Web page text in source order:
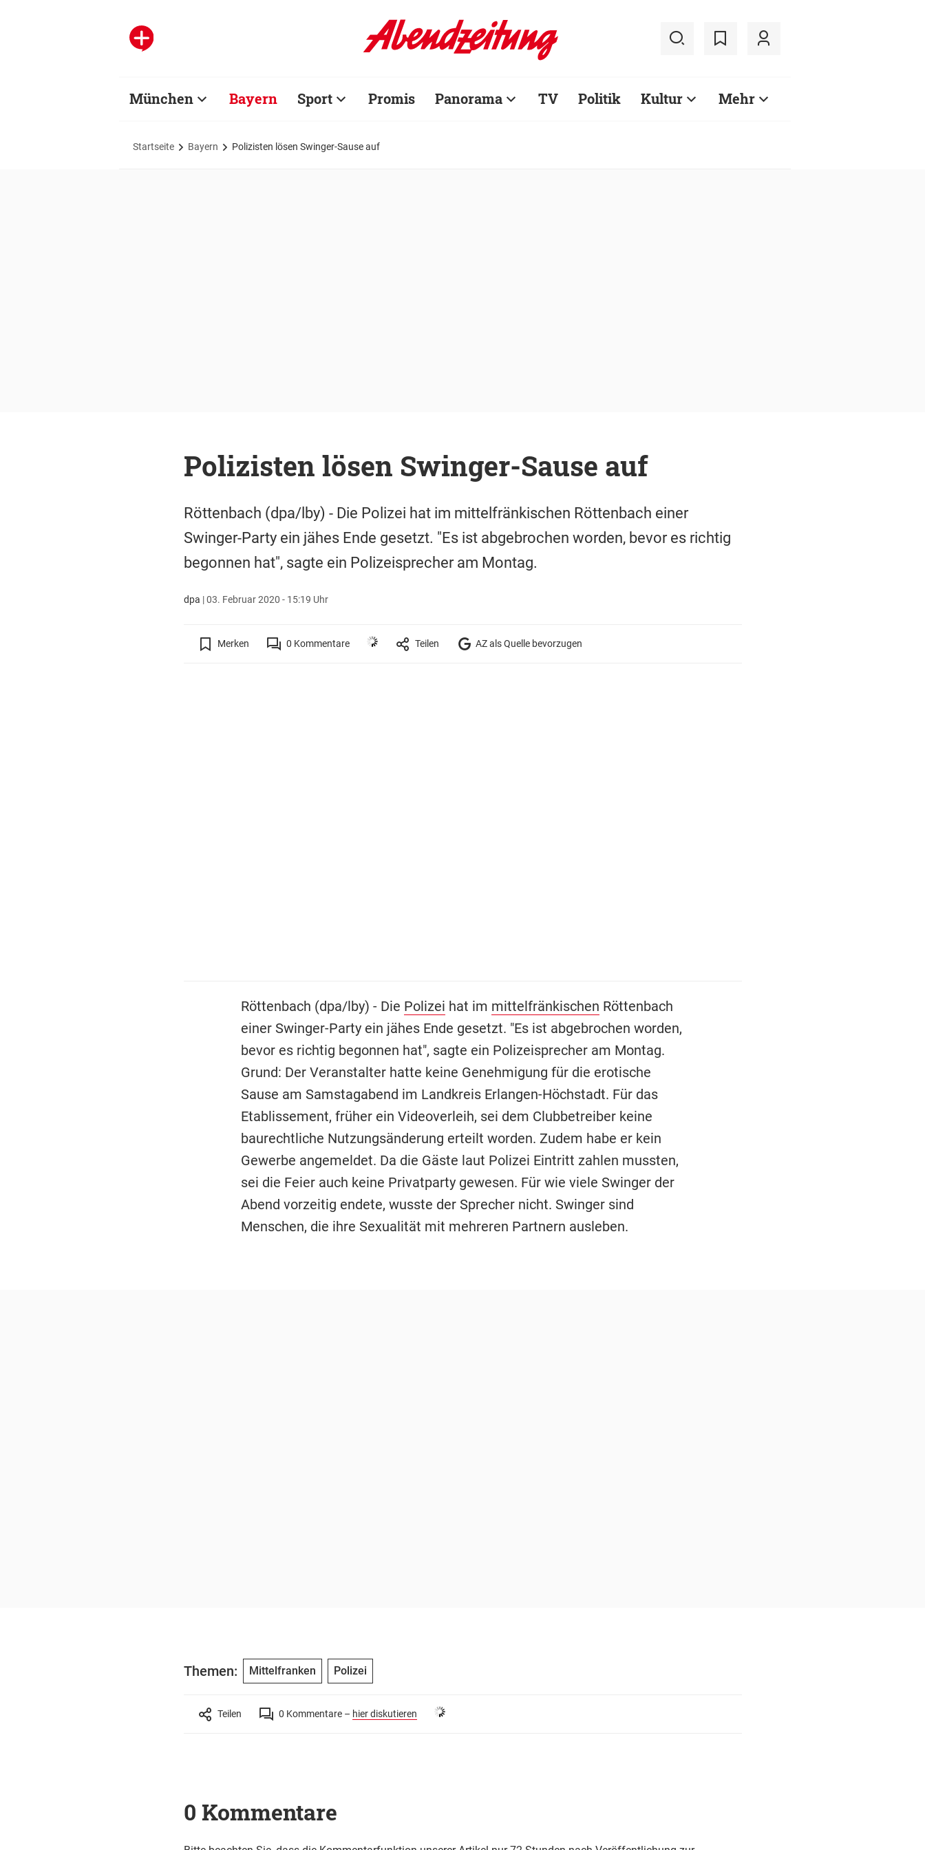
München Bayern Sport Promis Panorama TV Politik Kultur Mehr
Startseite Bayern Polizisten lösen Swinger-Sause auf
Polizisten lösen Swinger-Sause auf
Röttenbach (dpa/lby) - Die Polizei hat im mittelfränkischen Röttenbach einer
Swinger-Party ein jähes Ende gesetzt. "Es ist abgebrochen worden, bevor es richtig
begonnen hat", sagte ein Polizeisprecher am Montag.
dpa |03. Februar 2020 - 15:19 Uhr
Merken 0 Kommentare Teilen AZ als Quelle bevorzugen
Röttenbach (dpa/lby) - Die Polizei hat im mittelfränkischen Röttenbach
einer Swinger-Party ein jähes Ende gesetzt. "Es ist abgebrochen worden,
bevor es richtig begonnen hat", sagte ein Polizeisprecher am Montag.
Grund: Der Veranstalter hatte keine Genehmigung für die erotische
Sause am Samstagabend im Landkreis Erlangen-Höchstadt. Für das
Etablissement, früher ein Videoverleih, sei dem Clubbetreiber keine
baurechtliche Nutzungsänderung erteilt worden. Zudem habe er kein
Gewerbe angemeldet. Da die Gäste laut Polizei Eintritt zahlen mussten,
sei die Feier auch keine Privatparty gewesen. Für wie viele Swinger der
Abend vorzeitig endete, wusste der Sprecher nicht. Swinger sind
Menschen, die ihre Sexualität mit mehreren Partnern ausleben.
Themen: Mittelfranken Polizei
Teilen 0 Kommentare – hier diskutieren
0 Kommentare